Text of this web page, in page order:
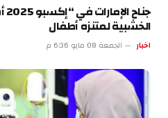
الخشبية لمتنزه أطفال
اخبار الجمعة 08 مايو 6:36 م